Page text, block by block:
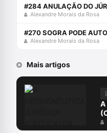
#284 ANULAÇÃO DO
Alexandre Morais da Rosa
Alexandre Morais da Rosa
Mais artigos
A